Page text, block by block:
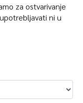
za ostvarivanje
ni u